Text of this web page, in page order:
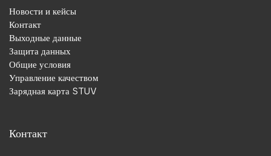
Новости и кейсы
Контакт
Выходные данные
Защита данных
Общие условия
Управление качеством
Зарядная карта STUV
Контакт